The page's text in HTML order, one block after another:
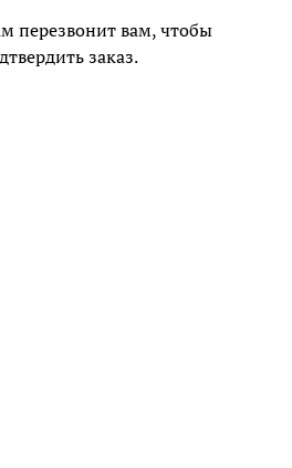
перезвонит вам, чтобы
заказ.